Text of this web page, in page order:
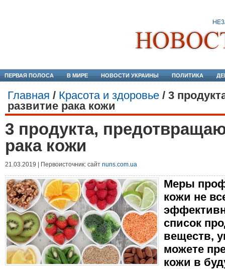
ПЕРВАЯ ПОЛОСА В МИРЕ НОВОСТИ УКРАИНЫ ПОЛИТИКА
Главная / Красота и здоровье / 3
развитие рака кожи
3 продукта,
рака кожи
21.03.2019 | Первоисточник: сайт nuns.com.ua
Меры
кожи не
список
веществ,
можете
кожи в